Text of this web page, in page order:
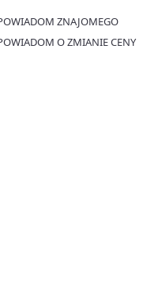
ZNAJOMEGO
O ZMIANIE CENY